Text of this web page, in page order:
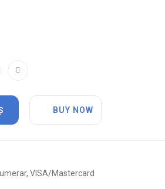
BUY NOW
VISA/Mastercard